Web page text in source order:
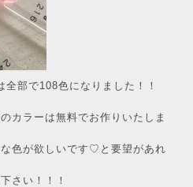
部で108色になりました！！
カラーは無料でお作りいたしま
色が欲しいです♡と要望があれ
さい！！！